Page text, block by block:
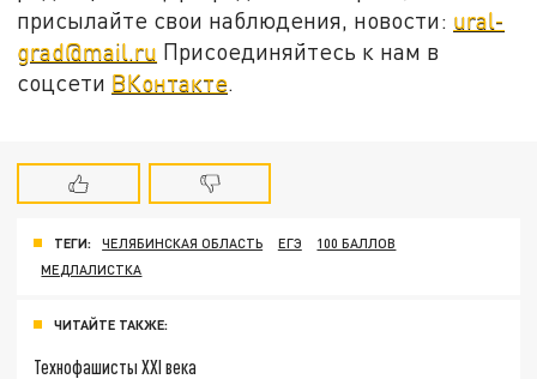
присылайте свои наблюдения, новости: ural-
grad@mail.ru Присоединяйтесь к нам в
соцсети ВКонтакте.
ТЕГИ: ЧЕЛЯБИНСКАЯ ОБЛАСТЬ ЕГЭ
100 БАЛЛОВ
МЕДЛАЛИСТКА
ЧИТАЙТЕ ТАКЖЕ:
Технофашисты XXI века